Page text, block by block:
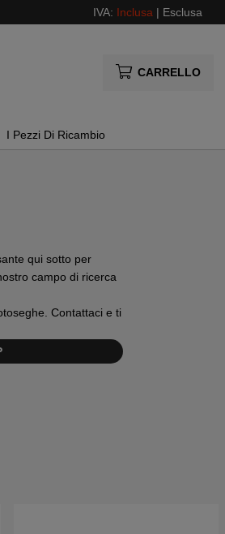
IVA: Inclusa | Esclusa
CARRELLO
I Pezzi Di Ricambio
qui sotto per
campo di ricerca
Contattaci e ti